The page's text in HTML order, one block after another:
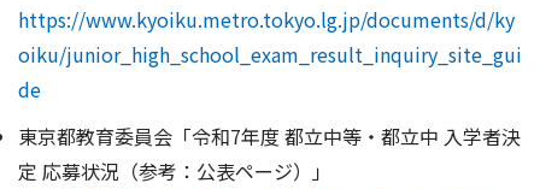
https://www.kyoiku.metro.tokyo.lg.jp/documents/d/ky
oiku/junior_high_school_exam_result_inquiry_site_gui
de
東京都教育委員会「令和7年度 都立中等・都立中 入学者決
定 応募状況（参考：公表ページ）」